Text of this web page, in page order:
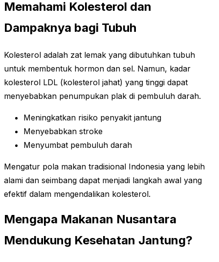
Memahami Kolesterol dan
Dampaknya bagi Tubuh
Kolesterol adalah zat lemak yang dibutuhkan tubuh
untuk membentuk hormon dan sel. Namun, kadar
kolesterol LDL (kolesterol jahat) yang tinggi dapat
menyebabkan penumpukan plak di pembuluh darah.
Meningkatkan risiko penyakit jantung
Menyebabkan stroke
Menyumbat pembuluh darah
Mengatur pola makan tradisional Indonesia yang lebih
alami dan seimbang dapat menjadi langkah awal yang
efektif dalam mengendalikan kolesterol.
Mengapa Makanan Nusantara
Mendukung Kesehatan Jantung?